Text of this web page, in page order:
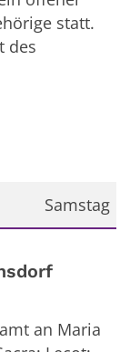
statt.
des
Samstag
an Maria